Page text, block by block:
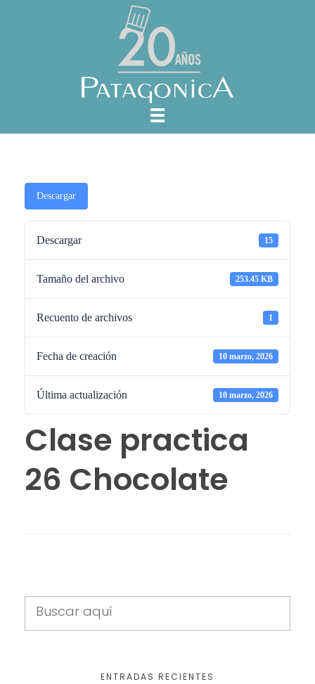
Descargar
Descargar 15
Tamaño del archivo 253.45 KB
Recuento de archivos 1
Fecha de creación 10 marzo, 2026
Última actualización 10 marzo, 2026
Clase practica
26 Chocolate
ENTRADAS RECIENTES